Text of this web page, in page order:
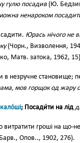
гулю посадив (Ю.
ненароком
Юрась нічого не
(Чорн., Визволення,
Матв. затока, 1962,
в незручне становище;
мов горщок од жару
кало́ші; Посади́ти на лід
витратити гроші на що-
Опов.., 1902, 276).